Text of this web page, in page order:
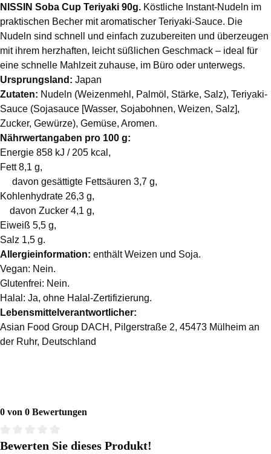
NISSIN Soba Cup Teriyaki 90g. Köstliche Instant-Nudeln im
praktischen Becher mit aromatischer Teriyaki-Sauce. Die
Nudeln sind schnell und einfach zuzubereiten und überzeugen
mit ihrem herzhaften, leicht süßlichen Geschmack – ideal für
eine schnelle Mahlzeit zuhause, im Büro oder unterwegs.
Ursprungsland: Japan
Zutaten: Nudeln (Weizenmehl, Palmöl, Stärke, Salz), Teriyaki-
Sauce (Sojasauce [Wasser, Sojabohnen, Weizen, Salz],
Zucker, Gewürze), Gemüse, Aromen.
Nährwertangaben pro 100 g:
Energie 858 kJ / 205 kcal,
Fett 8,1 g,
davon gesättigte Fettsäuren 3,7 g,
Kohlenhydrate 26,3 g,
davon Zucker 4,1 g,
Eiweiß 5,5 g,
Salz 1,5 g.
Allergieinformation: enthält Weizen und Soja.
Vegan: Nein.
Glutenfrei: Nein.
Halal: Ja, ohne Halal-Zertifizierung.
Lebensmittelverantwortlicher:
Asian Food Group DACH, Pilgerstraße 2, 45473 Mülheim an
der Ruhr, Deutschland
0 von 0 Bewertungen
Durchschnittliche Bewertung von 0 von 5 Sternen
Bewerten Sie dieses Produkt!